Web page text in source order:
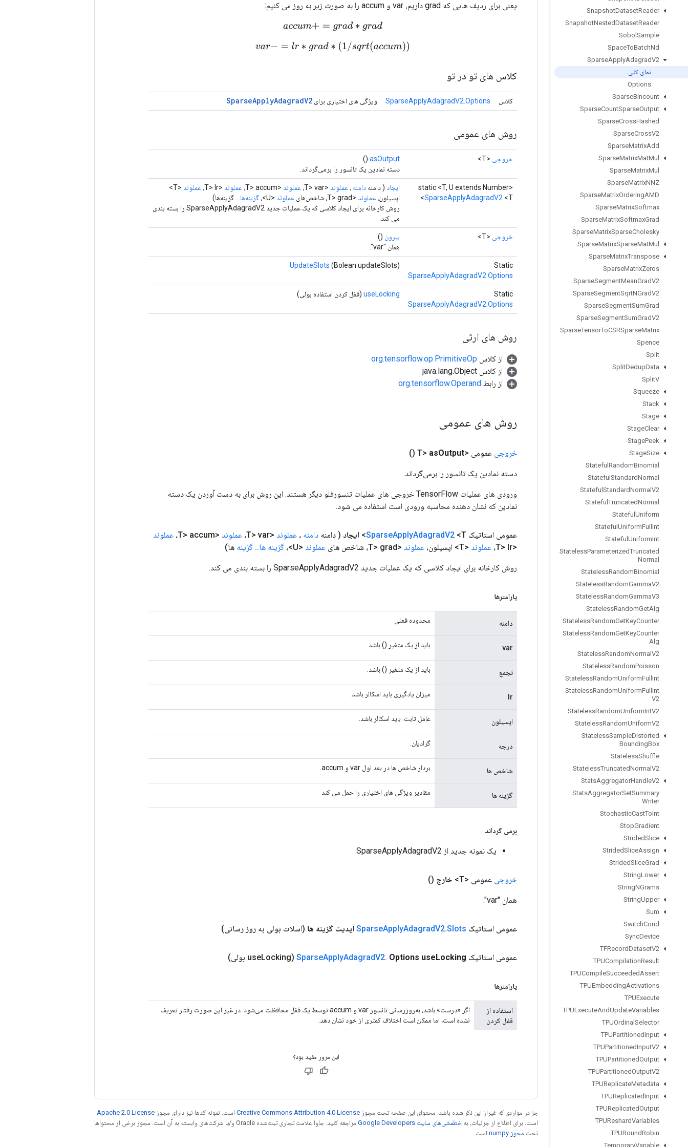
SnapshotDatasetReader
SnapshotNestedDatasetReader
Sobol Sample
SpaceToBatchNd
SparseApplyAdagradV2
نمای کلی
Options
SparseBincount
SparseCountSparseOutput
SparseCrossHashed
SparseCrossV2
SparseMatrixAdd
SparseMatrixMatMul
SparseMatrixMul
SparseMatrixNNZ
SparseMatrixOrderingAMD
SparseMatrixSoftmax
SparseMatrixSoftmaxGrad
SparseMatrixSparseCholesky
SparseMatrixSparseMatMul
SparseMatrixTranspose
SparseMatrixZeros
SparseSegmentMeanGradV2
SparseSegmentSqrtNGradV2
SparseSegmentSumGrad
SparseSegmentSumGradV2
SparseTensorToCSRSparseMatrix
Spence
Split
SplitDedupData
SplitV
Squeeze
Stack
Stage
StageClear
StagePeek
StageSize
Stateful RandomBinomial
Stateful StandardNormal
Stateful StandardNormal V2
Stateful TruncatedNormal
Stateful Uniform
Stateful UniformFull Int
Stateful UniformInt
StatelessParameterizedTruncated
Normal
StatelessRandomBinomial
StatelessRandomGammaV2
StatelessRandomGammaV3
StatelessRandomGetAlg
StatelessRandomGetKeyCounter
StatelessRandomGetKeyCounter
Alg
StatelessRandomNormal V2
StatelessRandomPoisson
StatelessRandomUniformFull Int
StatelessRandomUniformFull Int
V2
StatelessRandomUniformIntV2
StatelessRandomUniformV2
StatelessSampleDistorted
BoundingBox
StatelessShuffle
StatelessTruncatedNormal V2
StatsAggregatorHandleV2
StatsAggregatorSetSummary
Writer
StochasticCastToInt
StopGradient
StridedSlice
StridedSliceAssign
StridedSliceGrad
StringLower
StringNGrams
StringUpper
Sum
SwitchCond
SyncDevice
TFRecordDatasetV2
TPUCompilationResult
TPUCompileSucceededAssert
TPUEmbeddingActivations
TPUExecute
TPUExecuteAndUpdateVariables
TPUOrdinal Selector
TPUPartitionedInput
TPUPartitionedInputV2
TPUPartitionedOutput
TPUPartitionedOutputV2
TPUReplicateMetadata
TPUReplicatedInput
TPUReplicatedOutput
TPUReshardVariables
TPURoundRobin
TemporaryVariable
یعنی برای ردیف هایی که grad داریم، var و accum را به صورت زیر به روز می کنیم:
accum += grad∗grad
var −=l r∗ grad∗(1 /s qrt(accum))
کلاس های تو در تو
کلاس SparseApplyAdagradV2.Options ویژگی های اختیاری برای SparseApplyAdagradV2
روش های عمومی
خروجی <T>
asOutput
()
دسته نمادین یک تانسور را برمی‌گرداند.
static <T, U extends Number>
SparseApplyAdagradV2 <T>
ایجاد ( دامنه دامنه ، عملوند <T> var، عملوند <T> accum، عملوند <T> lr، عملوند
<T>
اپسیلون، عملوند <T> grad، شاخص‌های عملوند <U>، گزینه‌ها...
گزینه‌ها)
روش کارخانه برای ایجاد کلاسی که یک عملیات جدید SparseApplyAdagradV2 را بسته بندی
می کند.
خروجی <T> بیرون ()
همان "var".
Static
SparseApplyAdagradV2.Options
UpdateSlots (Bolean updateSlots)
Static
SparseApplyAdagradV2.Options
useLocking (قفل کردن استفاده بولی)
روش های ارثی
از کلاس org.tensorflow.op.PrimitiveOp
از کلاس java.lang.Object
از رابط org.tensorflow.Operand
روش های عمومی
خروجی عمومی <T> asOutput
()
دسته نمادین یک تانسور را برمی‌گرداند.
ورودی های عملیات TensorFlow خروجی های عملیات تنسورفلو دیگر هستند. این روش برای به دست آوردن یک دسته
نمادین که نشان دهنده محاسبه ورودی است استفاده می شود.
عمومی استاتیک SparseApplyAdagradV2 <T> ایجاد ( دامنه دامنه ، عملوند <T> var، عملوند <T> accum،
عملوند
<T> lr،
عملوند <T> اپسیلون، عملوند <T> grad، شاخص های عملوند <U>، گزینه ها.
. گزینه ها)
روش کارخانه برای ایجاد کلاسی که یک عملیات جدید SparseApplyAdagradV2 را بسته بندی می کند.
پارامترها
دامنه محدوده فعلی
var باید از یک متغیر () باشد.
تجمع باید از یک متغیر () باشد.
lr میزان یادگیری باید اسکالر باشد.
اپسیلون عامل ثابت. باید اسکالر باشد.
درجه گرادیان.
شاخص ها بردار شاخص ها در بعد اول var و accum.
گزینه ها مقادیر ویژگی های اختیاری را حمل می کند
برمی گرداند
یک نمونه جدید از SparseApplyAdagradV2
خروجی عمومی <T> خارج ()
همان "var".
عمومی استاتیک SparseApplyAdagradV2.Slots آپدیت گزینه ها (اسلات بولی به روز رسانی)
عمومی استاتیک SparseApplyAdagradV2. Options useLocking
(useLocking بولی)
پارامترها
استفاده از
قفل کردن
اگر «درست» باشد، به‌روزرسانی تانسور var و accum توسط یک قفل محافظت می‌شود. در غیر این صورت رفتار تعریف
نشده است، اما ممکن است اختلاف کمتری از خود نشان دهد.
این مرور مفید بود؟
جز در مواردی که غیراز این ذکر شده باشد، محتوای این صفحه تحت مجوز Creative Commons Attribution 4.0 License است. نمونه کدها نیز دارای مجوز Apache 2.0 License
است. برای اطلاع از جزئیات، به خطمشی‌های سایت Google Developers‏
مراجعه کنید. جاوا علامت تجاری ثبت‌شده Oracle و/یا شرکت‌های وابسته به آن است. مجوز برخی از محتواها
تحت مجوز numpy‏ است.